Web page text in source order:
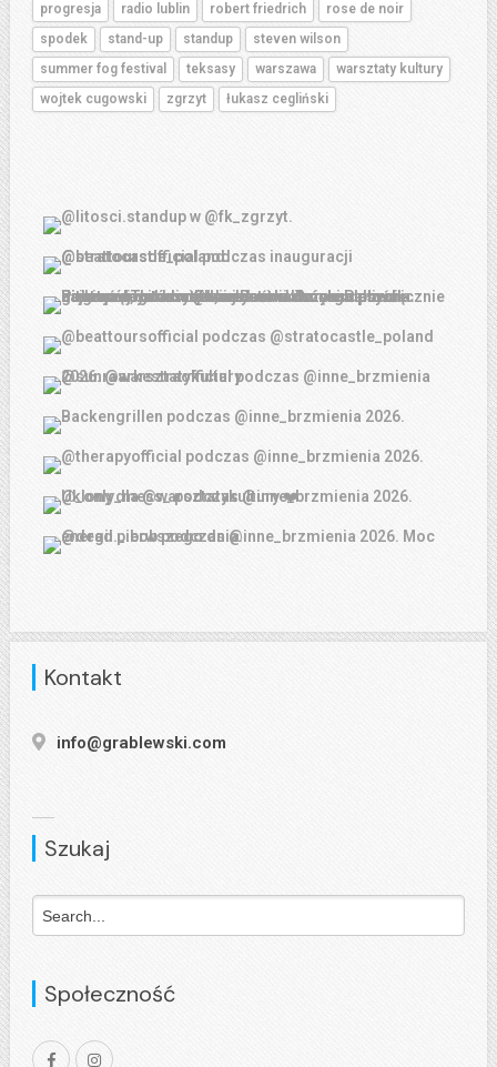
progresja
radio lublin robert friedrich
rose de noir
spodek
stand-up standup
steven wilson
summer fog festival
teksasy warszawa
warsztaty kultury
wojtek cugowski
zgrzyt łukasz cegliński
Kontakt
info@grablewski.com
Szukaj
Społeczność